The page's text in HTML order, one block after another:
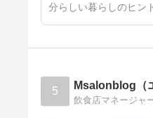
分らしい暮らしのヒン
5 Msalonblog（
飲食店マネージャ